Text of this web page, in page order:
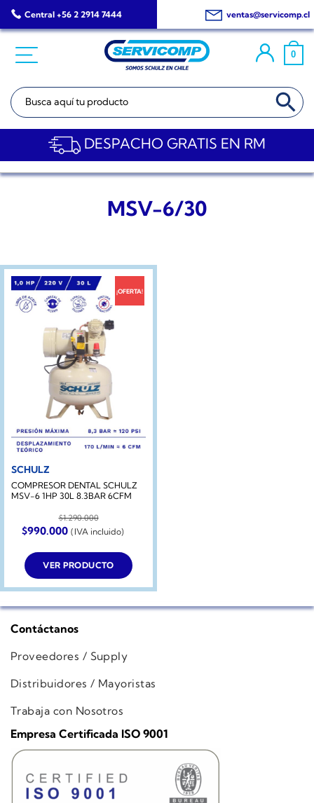
Saltar
al
Central +56 2 2914 7444 ventas@servicomp.cl
0
Buscar: BOTÓN DE
DESPACHO GRATIS EN RM
MSV-6/30
¡OFERTA!
SCHULZ
COMPRESOR DENTAL SCHULZ
MSV-6 1HP 30L 8.3BAR 6CFM
$1.290.000
El
precio
original
era:
$1.290.000.
$990.000El
precio
actual
es:
$990.000.
(IVA incluido)
VER PRODUCTO
Contáctanos
Proveedores / Supply
Distribuidores / Mayoristas
Trabaja con Nosotros
Empresa Certificada ISO 9001